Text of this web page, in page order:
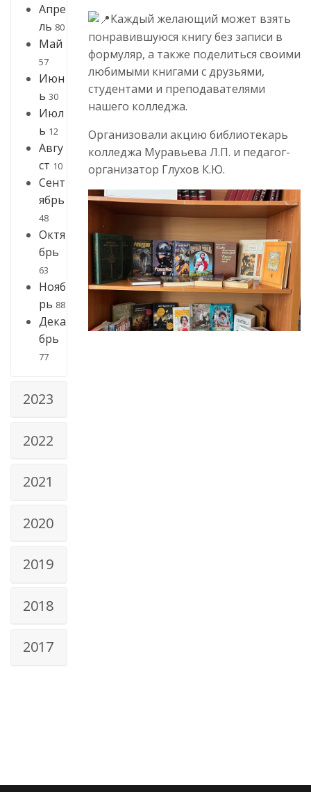
Апре
ль 80
Май
57
Июн
ь 30
Июл
ь 12
Авгу
ст 10
Сент
ябрь
48
Октя
брь
63
Нояб
рь 88
Дека
брь
77
2023
2022
2021
2020
2019
2018
2017
Каждый желающий может взять
понравившуюся книгу без записи в
формуляр, а также поделиться своими
любимыми книгами с друзьями,
студентами и преподавателями
нашего колледжа.
Организовали акцию библиотекарь
колледжа Муравьева Л.П. и педагог-
организатор Глухов К.Ю.